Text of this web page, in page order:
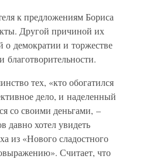
к предложениям Бориса
Другой причиной их
о демократии и торжестве
тех, «кто обогатился
дело, и наделенный
со своими деньгами, –
давно хотел увидеть
из «Нового сладостного
Считает, что